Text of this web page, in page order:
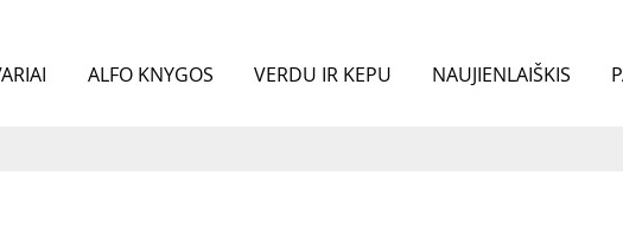
ALFO KNYGOS VERDU IR KEPU NAUJIENLAIŠKIS